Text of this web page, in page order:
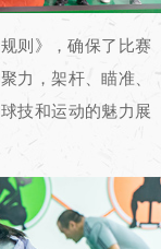
则》，确保了比赛
力，架杆、瞄准、
技和运动的魅力展